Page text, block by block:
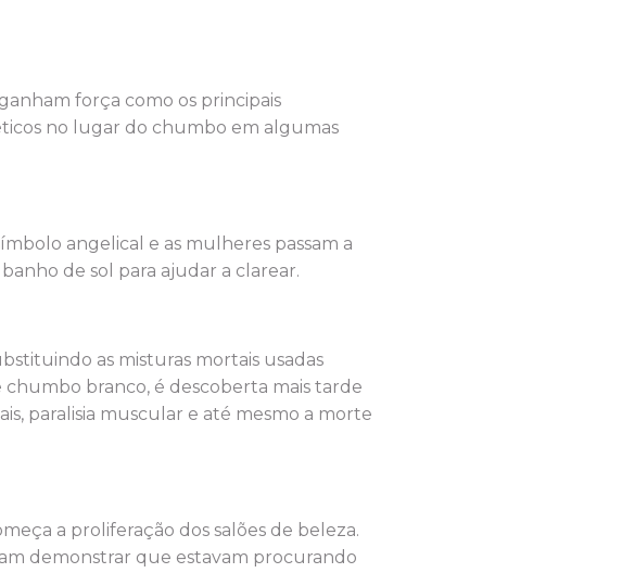
força como os principais
no lugar do chumbo em algumas
angelical e as mulheres passam a
de sol para ajudar a clarear.
as misturas mortais usadas
branco, é descoberta mais tarde
paralisia muscular e até mesmo a morte
a proliferação dos salões de beleza.
demonstrar que estavam procurando